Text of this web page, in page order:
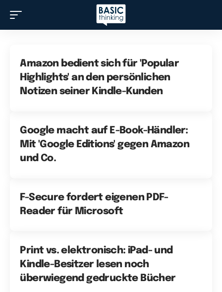
Amazon bedient sich für 'Popular
Highlights' an den persönlichen
Notizen seiner Kindle-Kunden
Google macht auf E-Book-Händler:
Mit 'Google Editions' gegen Amazon
und Co.
F-Secure fordert eigenen PDF-
Reader für Microsoft
Print vs. elektronisch: iPad- und
Kindle-Besitzer lesen noch
überwiegend gedruckte Bücher